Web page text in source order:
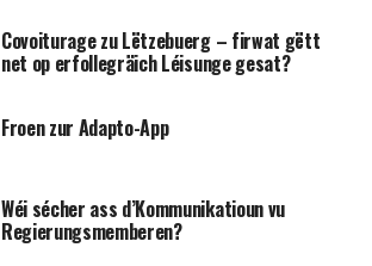
Covoiturage zu Lëtzebuerg – firwat gëtt
net op erfollegräich Léisunge gesat?
Froen zur Adapto-App
Wéi sécher ass d’Kommunikatioun vu
Regierungsmemberen?